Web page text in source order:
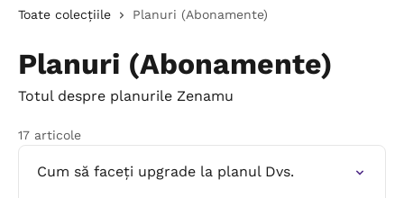
Toate colecțiile Planuri (Abonamente)
Planuri (Abonamente)
Totul despre planurile Zenamu
17 articole
Cum să faceți upgrade la planul Dvs.